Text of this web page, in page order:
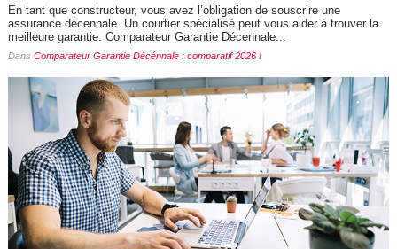
En tant que constructeur, vous avez l’obligation de souscrire une
assurance décennale. Un courtier spécialisé peut vous aider à trouver la
meilleure garantie. Comparateur Garantie Décennale...
Dans Comparateur Garantie Décénnale : comparatif 2026 !